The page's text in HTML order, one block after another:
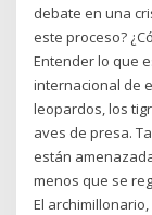
debate en una
este proceso?
Entender lo que
internacional de
leopardos, los
aves de presa.
están
menos que se
El